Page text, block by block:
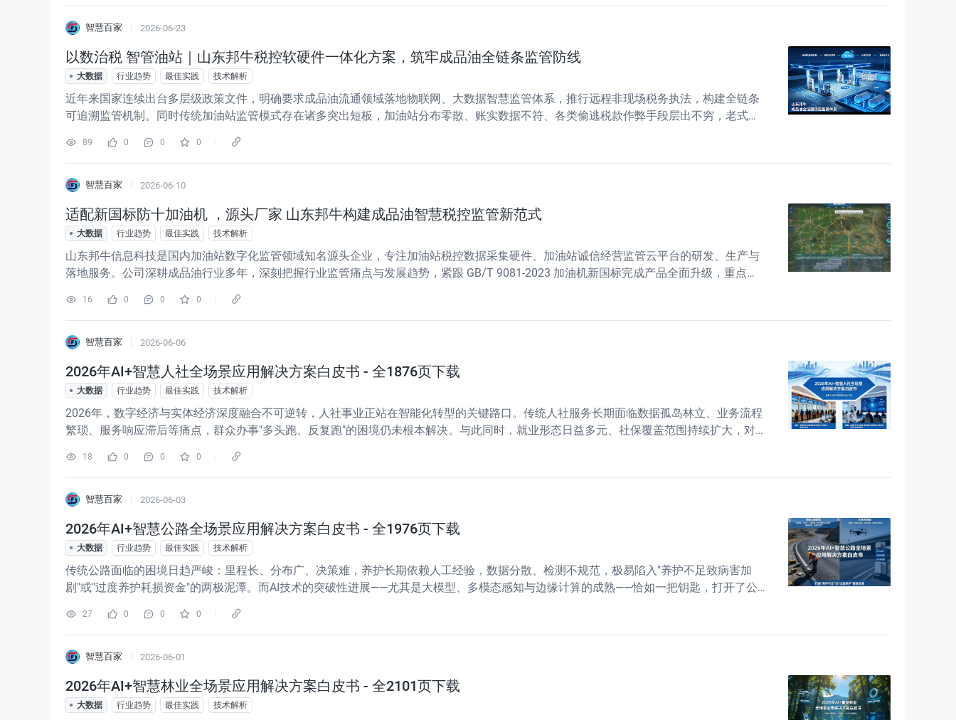
智慧百家 2026-06-23
以数治税 智管油站｜山东邦牛税控软硬件一体化方案，筑牢成品油全链条监管防线
大数据 行业趋势 最佳实践 技术解析
近年来国家连续出台多层级政策文件，明确要求成品油流通领域落地物联网、大数据智慧监管体系，推行远程非现场税务执法，构建全链条
可追溯监管机制。同时传统加油站监管模式存在诸多突出短板，加油站分布零散、账实数据不符、各类偷逃税款作弊手段层出不穷，老式税
行业刚需。山东邦牛信息科技有限公司
89 0 0 0
智慧百家 2026-06-10
适配新国标防十加油机 ，源头厂家 山东邦牛构建成品油智慧税控监管新范式
大数据 行业趋势 最佳实践 技术解析
山东邦牛信息科技是国内加油站数字化监管领域知名源头企业，专注加油站税控数据采集硬件、加油站诚信经营监管云平台的研发、生产与
落地服务。公司深耕成品油行业多年，深刻把握行业监管痛点与发展趋势，紧跟 GB/T 9081-2023 加油机新国标完成产品全面升级，重点攻
务已覆盖全国多地
16 0 0 0
智慧百家 2026-06-06
2026年AI+智慧人社全场景应用解决方案白皮书 - 全1876页下载
大数据 行业趋势 最佳实践 技术解析
2026年，数字经济与实体经济深度融合不可逆转，人社事业正站在智能化转型的关键路口。传统人社服务长期面临数据孤岛林立、业务流程
繁琐、服务响应滞后等痛点，群众办事"多头跑、反复跑"的困境仍未根本解决。与此同时，就业形态日益多元、社保覆盖范围持续扩大，对
据驱动"，从"被动响应
18 0 0 0
智慧百家 2026-06-03
2026年AI+智慧公路全场景应用解决方案白皮书 - 全1976页下载
大数据 行业趋势 最佳实践 技术解析
传统公路面临的困境日趋严峻：里程长、分布广、决策难，养护长期依赖人工经验，数据分散、检测不规范，极易陷入"养护不足致病害加
剧"或"过度养护耗损资金"的两极泥潭。而AI技术的突破性进展——尤其是大模型、多模态感知与边缘计算的成熟——恰如一把钥匙，打开了公
术架构，旨
27 0 0 0
智慧百家 2026-06-01
2026年AI+智慧林业全场景应用解决方案白皮书 - 全2101页下载
大数据 行业趋势 最佳实践 技术解析